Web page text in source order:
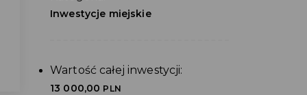
Inwestycje miejskie
Wartość całej inwestycji:
13 000,00 PLN